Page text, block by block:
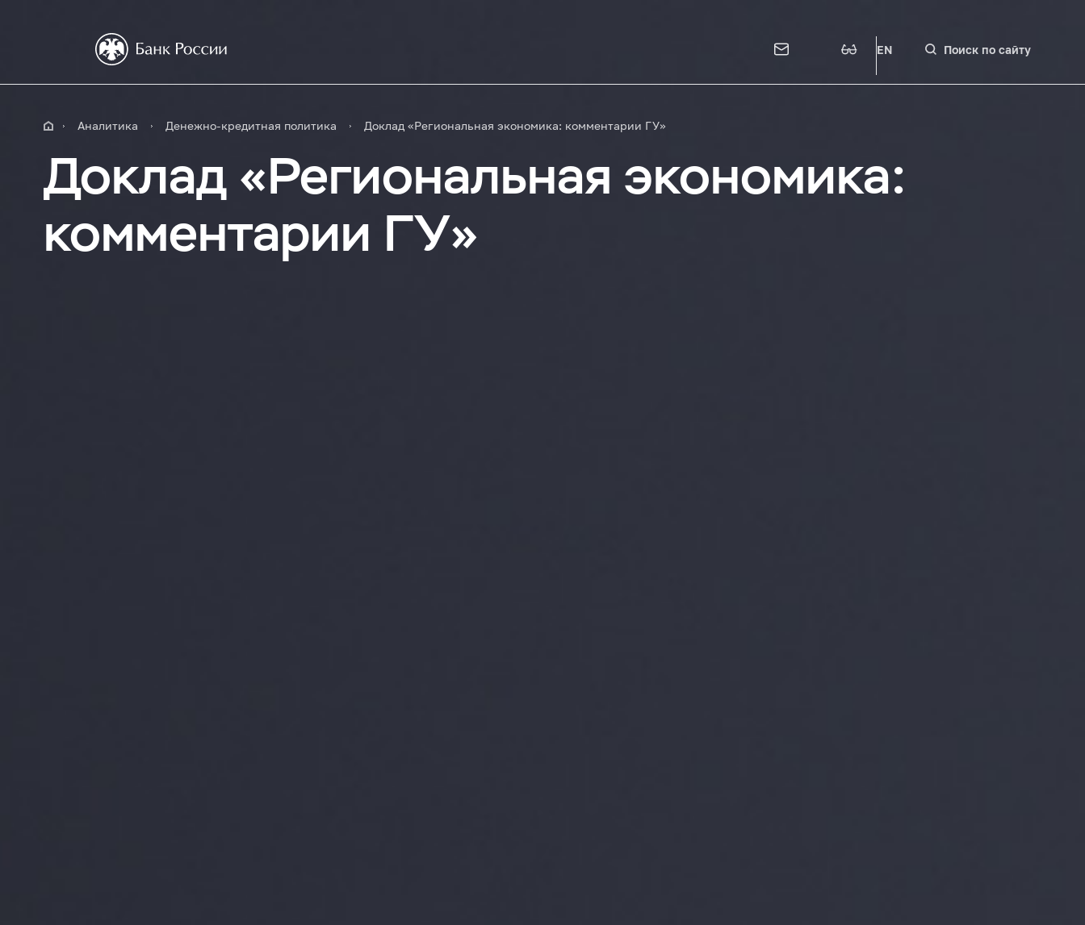
EN Поиск по сайту
Аналитика Денежно-кредитная политика Доклад «Региональная экономика: комментарии ГУ»
Доклад «Региональная экономика:
комментарии ГУ»